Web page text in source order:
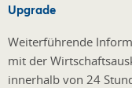
Upgrade
Weiterführende
mit der
innerhalb von 24